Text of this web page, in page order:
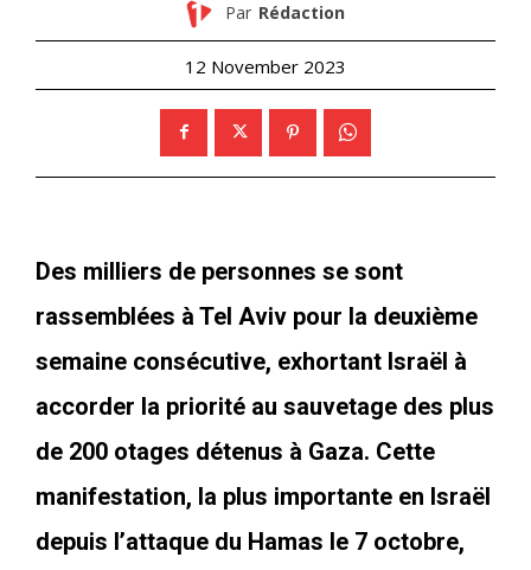
Par Rédaction
12 November 2023
Des milliers de personnes se sont
rassemblées à Tel Aviv pour la deuxième
semaine consécutive, exhortant Israël à
accorder la priorité au sauvetage des plus
de 200 otages détenus à Gaza. Cette
manifestation, la plus importante en Israël
depuis l’attaque du Hamas le 7 octobre,